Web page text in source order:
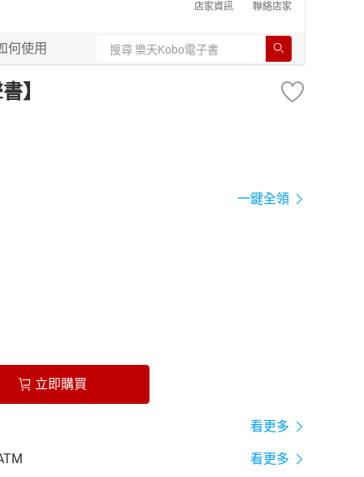
店家資訊 聯絡店家
何使用
】
一鍵全領
立即購買
看更多
看更多